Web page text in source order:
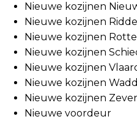
Nieuwe kozijnen
Nieuwe kozijnen
Nieuwe kozijnen
Nieuwe kozijnen
Nieuwe kozijnen
Nieuwe kozijnen
Nieuwe kozijnen
Nieuwe voordeur